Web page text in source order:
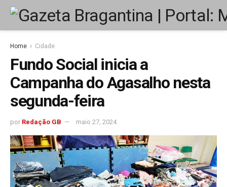
Home Cidade
Fundo Social inicia a
Campanha do Agasalho nesta
segunda-feira
por Redação GB maio 27, 2024